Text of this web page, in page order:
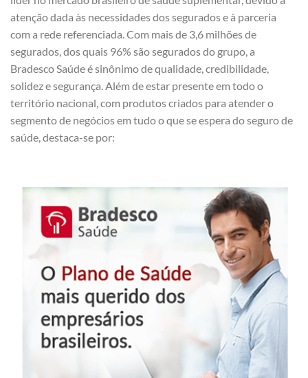
atenção dada às necessidades dos segurados e à parceria
com a rede referenciada. Com mais de 3,6 milhões de
segurados, dos quais 96% são segurados do grupo, a
Bradesco Saúde é sinônimo de qualidade, credibilidade,
solidez e segurança. Além de estar presente em todo o
território nacional, com produtos criados para atender o
segmento de negócios em tudo o que se espera do seguro de
saúde, destaca-se por: